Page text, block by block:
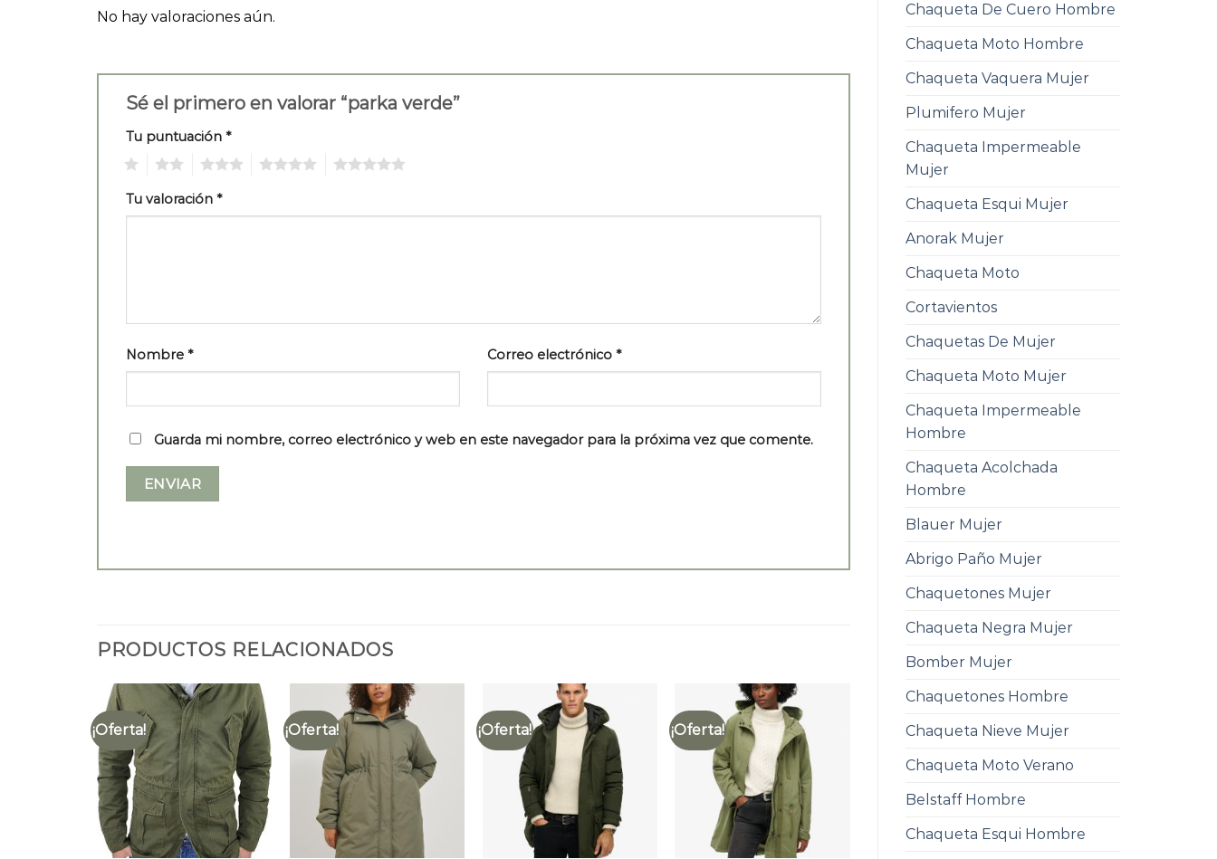
Chaqueta De Cuero Hombre
Chaqueta Moto Hombre
Chaqueta Vaquera Mujer
Plumifero Mujer
Chaqueta Impermeable
Mujer
Chaqueta Esqui Mujer
Anorak Mujer
Chaqueta Moto
Cortavientos
Chaquetas De Mujer
Chaqueta Moto Mujer
Chaqueta Impermeable
Hombre
Chaqueta Acolchada
Hombre
Blauer Mujer
Abrigo Paño Mujer
Chaquetones Mujer
Chaqueta Negra Mujer
Bomber Mujer
Chaquetones Hombre
Chaqueta Nieve Mujer
Chaqueta Moto Verano
Belstaff Hombre
Chaqueta Esqui Hombre
No hay valoraciones aún.
Sé el primero en valorar “parka verde”
Tu puntuación *
Tu valoración *
Nombre * Correo electrónico *
Guarda mi nombre, correo electrónico y web en este navegador para la próxima vez que comente.
PRODUCTOS RELACIONADOS
¡Oferta! ¡Oferta! ¡Oferta! ¡Oferta!